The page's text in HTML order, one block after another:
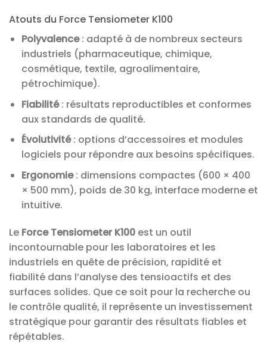
Atouts du Force Tensiometer K100
Polyvalence: adapté à de nombreux secteurs
industriels (pharmaceutique, chimique,
cosmétique, textile, agroalimentaire,
pétrochimique).
Fiabilité: résultats reproductibles et conformes
aux standards de qualité.
Évolutivité: options d’accessoires et modules
logiciels pour répondre aux besoins spécifiques.
Ergonomie: dimensions compactes (600 × 400
× 500 mm), poids de 30 kg, interface moderne et
intuitive.
Le Force Tensiometer K100 est un outil
incontournable pour les laboratoires et les
industriels en quête de précision, rapidité et
fiabilité dans l’analyse des tensioactifs et des
surfaces solides. Que ce soit pour la recherche ou
le contrôle qualité, il représente un investissement
stratégique pour garantir des résultats fiables et
répétables.